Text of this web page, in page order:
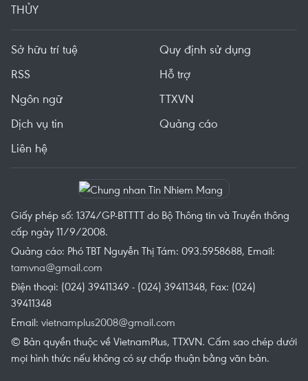
THỦY
Sở hữu trí tuệ
Quy định sử dụng
RSS
Hỗ trợ
Ngôn ngữ
TTXVN
Dịch vụ tin
Quảng cáo
Liên hệ
Giấy phép số: 1374/GP-BTTTT do Bộ Thông tin và Truyền thông
cấp ngày 11/9/2008.
Quảng cáo: Phó TBT Nguyễn Thị Tám: 093.5958688, Email:
tamvna@gmail.com
Điện thoại: (024) 39411349 - (024) 39411348, Fax: (024)
39411348
Email: vietnamplus2008@gmail.com
© Bản quyền thuộc về VietnamPlus, TTXVN. Cấm sao chép dưới
mọi hình thức nếu không có sự chấp thuận bằng văn bản.